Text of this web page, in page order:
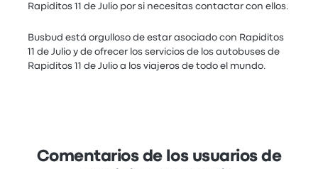
Rapiditos 11 de Julio por si necesitas contactar con ellos.
Busbud está orgulloso de estar asociado con Rapiditos
11 de Julio y de ofrecer los servicios de los autobuses de
Rapiditos 11 de Julio a los viajeros de todo el mundo.
Comentarios de los usuarios de